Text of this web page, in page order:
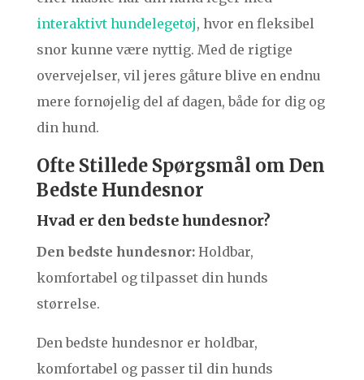
interaktivt hundelegetøj, hvor en fleksibel
snor kunne være nyttig. Med de rigtige
overvejelser, vil jeres gåture blive en endnu
mere fornøjelig del af dagen, både for dig og
din hund.
Ofte Stillede Spørgsmål om Den
Bedste Hundesnor
Hvad er den bedste hundesnor?
Den bedste hundesnor:Holdbar,
komfortabel og tilpasset din hunds
størrelse.
Den bedste hundesnor er holdbar,
komfortabel og passer til din hunds